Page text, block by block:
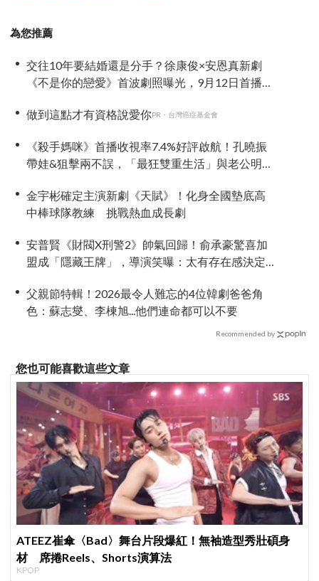
為您推薦
交往10年要結婚還是分手？徐康俊×安恩真新劇
《不是你的戀愛》首波劇照曝光，9月12日首播引
做到這點才有資格說愛你PR・台灣癌症基金會
《殺手媽咪》首播收視率7.4%好評啟航！孔曉振
帶娃&狙擊兩不誤，「最狂雙重生活」與老公明追
金宇彬確定主演新劇《天賦》！化身全國墊底高
中棒球隊教練 挑戰熱血成長劇
安普賢《財閥X刑警2》帥氣回歸！俞承豪驚喜加
盟成「隱藏王牌」，導演笑曝：太有存在感決定
父親節特輯！2026最令人難忘的4位韓劇爸爸角
色：蘇志燮、李棟旭...他們連命都可以不要
Recommended by
您也可能喜歡這些文章
ATEEZ崔傘〈Bad〉舞台片段爆紅！無袖造型秀壯碩身
材 席捲Reels、Shorts演算法
KPOP